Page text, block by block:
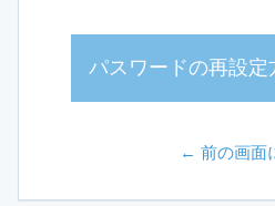
パスワードの再設定
← 前の画面